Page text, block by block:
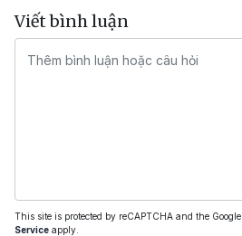
Viết bình luận
This site is protected by reCAPTCHA and the Google
Service apply.